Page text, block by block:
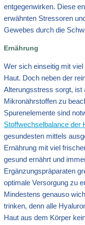
entgegenwirken. Diese
erwähnten Stressoren
Gewebes durch die
Ernährung
Wer sich einseitig mit
Haut. Doch neben der
Alterungsstress sorgt, ist
Mikronährstoffen zu
Spurenelemente sind
Stoffwechselbalance der
gesundesten mittels
Ernährung mit viel
gesund ernährt und
Ergänzungspräparaten
optimale Versorgung zu
Mindestens genauso
trinken, denn alle
Haut aus dem Körper